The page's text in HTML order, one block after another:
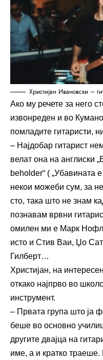
Христијан Ивановски –
Ако му речете за него
извонреден и во
помладите гитаристи,
– Најдобар гитарист
велат она на англиски
beholder“ ( „Убавината
некои можеби сум, за
сто, така што не знам
познавам врвни
омилен ми е Марк
исто и Стив Ваи, Џо
Гилберт…
Христијан, на
откако најпрво во
инструмент.
– Првата група што ја
беше во основно
другите двајца на
име, а и кратко